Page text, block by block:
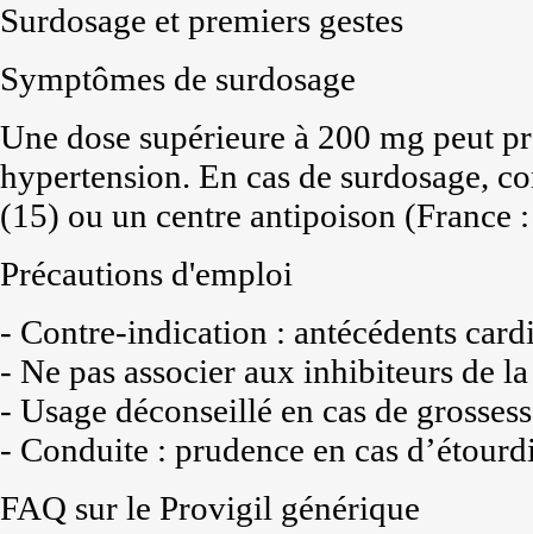
Surdosage et premiers gestes
Symptômes de surdosage
Une dose supérieure à 200 mg peut
hypertension. En cas de surdosage,
(15) ou un centre antipoison (France
Précautions d'emploi
- Contre-indication : antécédents
- Ne pas associer aux inhibiteurs de
- Usage déconseillé en cas de
- Conduite : prudence en cas
FAQ sur le Provigil générique